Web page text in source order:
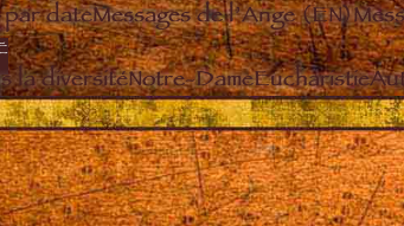
par dateMessages de l’Ange (EN)
la diversitéNotre-DameEucharistie